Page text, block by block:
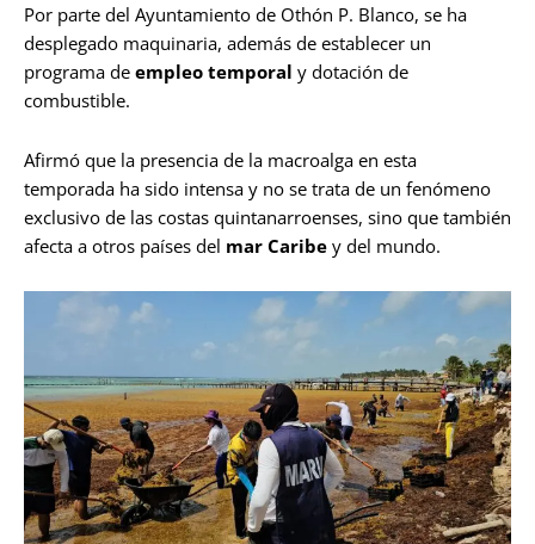
Por parte del Ayuntamiento de Othón P. Blanco, se ha
desplegado maquinaria, además de establecer un
programa de empleo temporal y dotación de
combustible.
Afirmó que la presencia de la macroalga en esta
temporada ha sido intensa y no se trata de un fenómeno
exclusivo de las costas quintanarroenses, sino que también
afecta a otros países del mar Caribe y del mundo.